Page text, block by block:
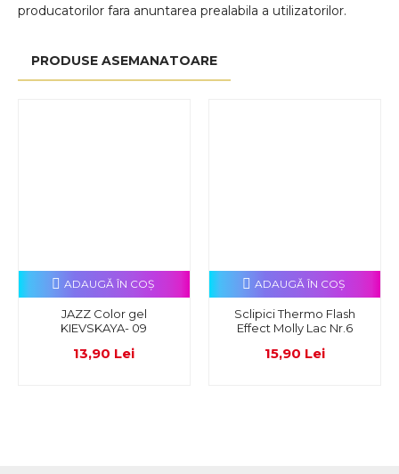
producatorilor fara anuntarea prealabila a utilizatorilor.
PRODUSE ASEMANATOARE
JAZZ Color gel
KIEVSKAYA- 09
13,90 Lei
ADAUGĂ ÎN COŞ
Sclipici Thermo Flash
Effect Molly Lac Nr.6
15,90 Lei
ADAUGĂ ÎN COŞ